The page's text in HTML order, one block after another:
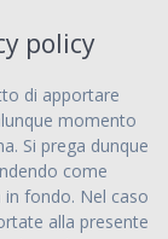
policy
di apportare
momento
Si prega dunque
come
fondo. Nel caso
alla presente